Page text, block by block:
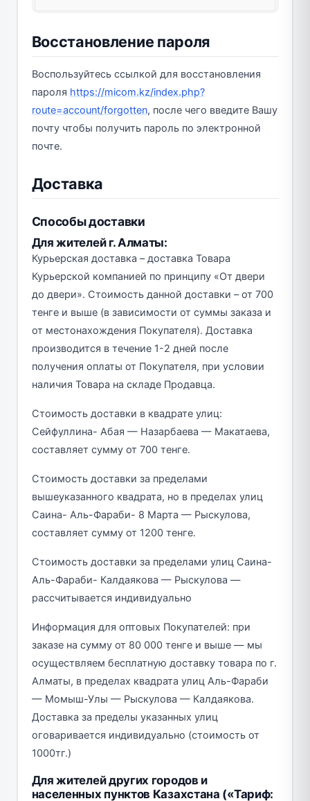
Восстановление пароля
Воспользуйтесь ссылкой для восстановления
пароля https://micom.kz/index.php?
route=account/forgotten, после чего введите Вашу
почту чтобы получить пароль по электронной
почте.
Доставка
Способы доставки
Для жителей г. Алматы:
Курьерская доставка – доставка Товара
Курьерской компанией по принципу «От двери
до двери». Стоимость данной доставки – от 700
тенге и выше (в зависимости от суммы заказа и
от местонахождения Покупателя). Доставка
производится в течение 1-2 дней после
получения оплаты от Покупателя, при условии
наличия Товара на складе Продавца.
Стоимость доставки в квадрате улиц:
Сейфуллина- Абая — Назарбаева — Макатаева,
составляет сумму от 700 тенге.
Стоимость доставки за пределами
вышеуказанного квадрата, но в пределах улиц
Саина- Аль-Фараби- 8 Марта — Рыскулова,
составляет сумму от 1200 тенге.
Стоимость доставки за пределами улиц Саина-
Аль-Фараби- Калдаякова — Рыскулова —
рассчитывается индивидуально
Информация для оптовых Покупателей: при
заказе на сумму от 80 000 тенге и выше — мы
осуществляем бесплатную доставку товара по г.
Алматы, в пределах квадрата улиц Аль-Фараби
— Момыш-Улы — Рыскулова — Калдаякова.
Доставка за пределы указанных улиц
оговаривается индивидуально (стоимость от
1000тг.)
Для жителей других городов и
населенных пунктов Казахстана («Тариф: